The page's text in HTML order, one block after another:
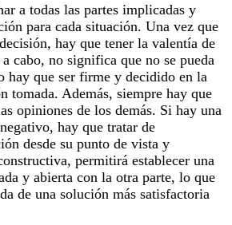
a todas las partes implicadas y
para cada situación. Una vez que
hay que tener la valentía de
cabo, no significa que no se pueda
hay que ser firme y decidido en la
tomada. Además, siempre hay que
opiniones de los demás. Si hay una
hay que tratar de
desde su punto de vista y
permitirá establecer una
y abierta con la otra parte, lo que
de una solución más satisfactoria